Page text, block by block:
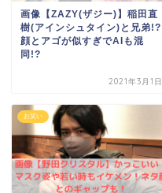
画像【ZAZY(ザジー)】稲田直
樹(アインシュタイン)と兄弟!?
顔とアゴが似すぎでAIも混
同!?
2021年3月1日
お笑い